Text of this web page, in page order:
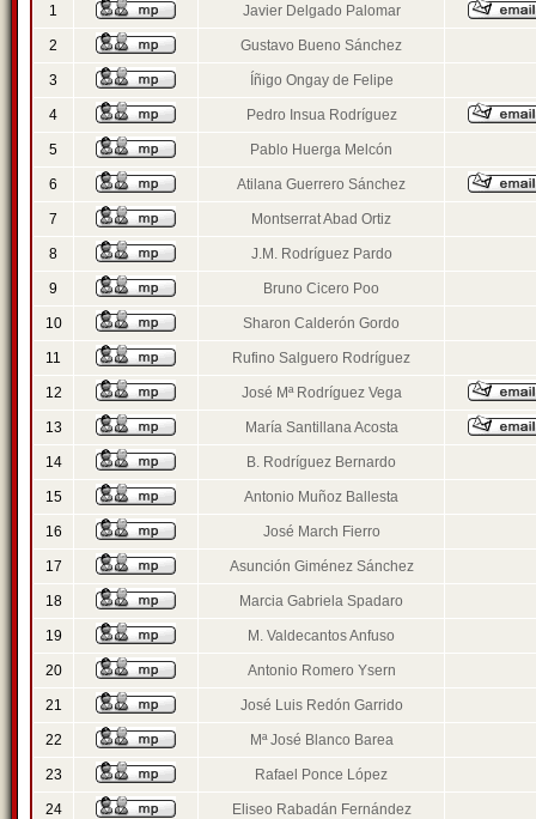
1 Javier Delgado Palomar
2 Gustavo Bueno Sánchez
3 Íñigo Ongay de Felipe
4 Pedro Insua Rodríguez
5 Pablo Huerga Melcón
6 Atilana Guerrero Sánchez
7 Montserrat Abad Ortiz
8 J.M. Rodríguez Pardo
9 Bruno Cicero Poo
10 Sharon Calderón Gordo
11 Rufino Salguero Rodríguez
12 José Mª Rodríguez Vega
13 María Santillana Acosta
14 B. Rodríguez Bernardo
15 Antonio Muñoz Ballesta
16 José March Fierro
17 Asunción Giménez Sánchez
18 Marcia Gabriela Spadaro
19 M. Valdecantos Anfuso
20 Antonio Romero Ysern
21 José Luis Redón Garrido
22 Mª José Blanco Barea
23 Rafael Ponce López
24 Eliseo Rabadán Fernández